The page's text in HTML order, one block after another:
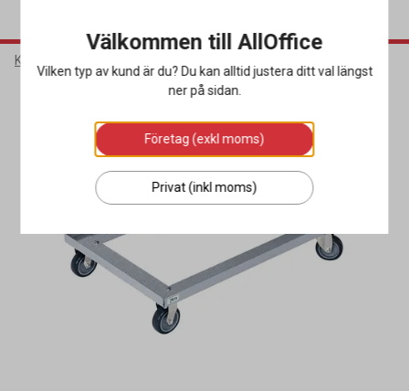
Kök & Servering
Välkommen till AllOffice
Vilken typ av kund är du? Du kan alltid justera ditt val längst
ner på sidan.
Företag (exkl moms)
Privat (inkl moms)